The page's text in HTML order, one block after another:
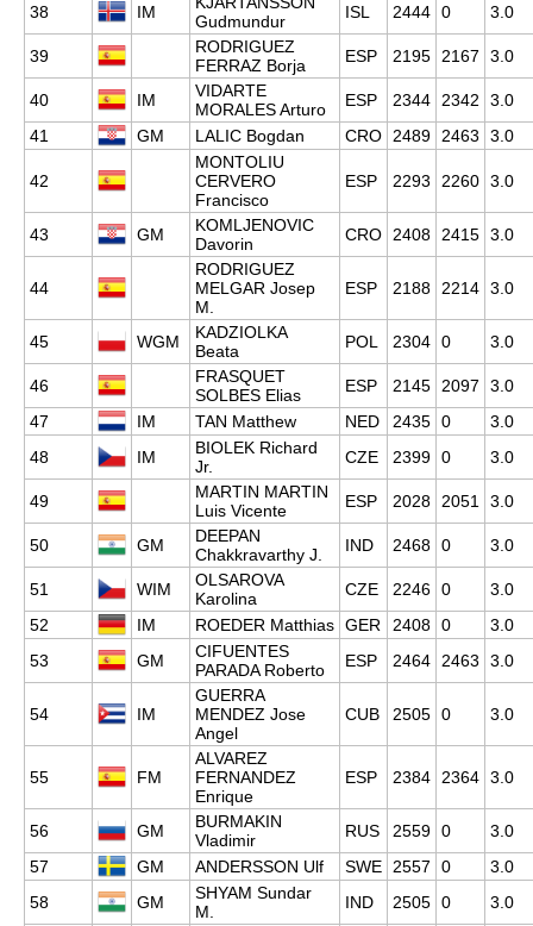
38 IM
Gudmundur
ISL 2444 0 3.0
39
RODRIGUEZ
FERRAZ Borja
ESP 2195 2167 3.0
40 IM
VIDARTE
MORALES Arturo
ESP 2344 2342
3.0
41
GM LALIC Bogdan CRO 2489 2463 3.0
42
MONTOLIU
CERVERO
Francisco
ESP 2293 2260 3.0
43 GM
KOMLJENOVIC
Davorin
CRO 2408 2415 3.0
44
RODRIGUEZ
MELGAR Josep
M.
ESP 2188 2214 3.0
45 WGM
KADZIOLKA
Beata
POL 2304 0 3.0
46
FRASQUET
SOLBES Elias
ESP 2145 2097
3.0
47
IM TAN Matthew NED 2435 0
3.0
48
IM
BIOLEK Richard
Jr.
CZE 2399 0 3.0
49
MARTIN MARTIN
Luis Vicente
ESP 2028 2051 3.0
50 GM
DEEPAN
Chakkravarthy J.
IND 2468 0 3.0
51 WIM
OLSAROVA
Karolina
CZE 2246 0
3.0
52
IM ROEDER Matthias GER 2408 0
3.0
53
GM
CIFUENTES
PARADA Roberto
ESP 2464 2463 3.0
54 IM
GUERRA
MENDEZ Jose
Angel
CUB 2505 0 3.0
55 FM
ALVAREZ
FERNANDEZ
Enrique
ESP 2384 2364 3.0
56 GM
BURMAKIN
Vladimir
RUS 2559 0
3.0
57
GM ANDERSSON Ulf SWE 2557 0
3.0
58
GM
SHYAM Sundar
M.
IND 2505 0 3.0